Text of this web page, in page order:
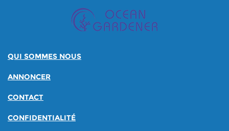
QUI SOMMES NOUS
ANNONCER
CONTACT
CONFIDENTIALITÉ